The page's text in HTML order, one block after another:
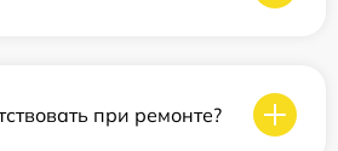
при ремонте?